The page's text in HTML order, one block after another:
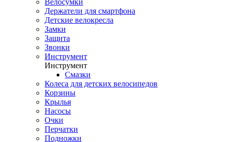
Велосумки
Держатели для смартфона
Детские велокресла
Замки
Защита
Звонки
Инструмент
Инструмент
Смазки
Колеса для детских велосипедов
Корзины
Крылья
Насосы
Очки
Перчатки
Подножки